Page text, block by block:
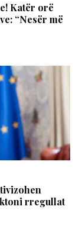
Katër orë
“Nesër më
rregullat